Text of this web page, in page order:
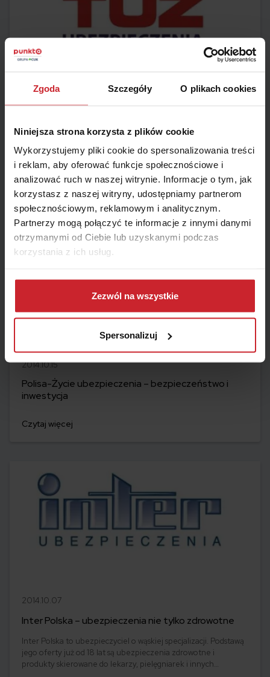
Zgoda Szczegóły O plikach cookies
Niniejsza strona korzysta z plików cookie
Wykorzystujemy pliki cookie do spersonalizowania treści
i reklam, aby oferować funkcje społecznościowe i
analizować ruch w naszej witrynie. Informacje o tym, jak
korzystasz z naszej witryny, udostępniamy partnerom
społecznościowym, reklamowym i analitycznym.
Partnerzy mogą połączyć te informacje z innymi danymi
otrzymanymi od Ciebie lub uzyskanymi podczas
korzystania z ich usług.
Dowiedz się więcej na temat tego, kim jesteśmy, jak
można się z nami skontaktować i w jaki sposób
przetwarzamy dane osobowe w ramachPolityki
Zezwól na wszystkie
Spersonalizuj
2014.10.17
TUW TUZ ubezpieczenia
Towarzystwo Ubezpieczeń Wzajemnych ubezpiecza swoich
klientów na zasadzie wzajemności, co oznacza, że aby zawrzeć
umowę, trzeba być członkiem towarzystwa. TUW TUZ to
całkowicie polska firma, bez obcego kapitału. Swoją ofertę
kieruje przede wszystkim do małych i średnich firm, ale klient
indywidualny również znajdzie coś dla siebie wśród produktów
TUW TUZ ubezpieczenia.
2014.10.15
Polisa-Życie ubezpieczenia – bezpieczeństwo i
inwestycja
Czytaj więcej
2014.10.07
Inter Polska – ubezpieczenia nie tylko zdrowotne
Inter Polska to ubezpieczyciel o wąskiej specjalizacji. Podstawą
jego oferty już od 18 lat są ubezpieczenia zdrowotne i
produkty skierowane do lekarzy, pielęgniarek i innych